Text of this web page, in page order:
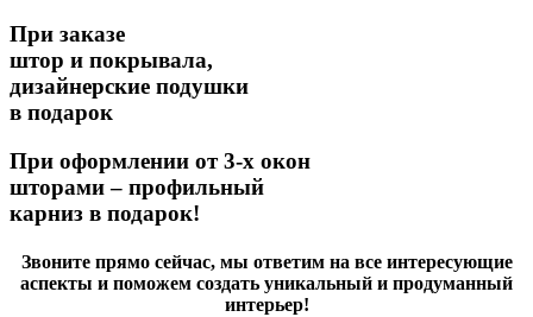
При заказе
штор и покрывала,
дизайнерские подушки
в подарок
При оформлении от 3-х окон
шторами – профильный
карниз в подарок!
Звоните прямо сейчас, мы ответим на все интересующие
аспекты и поможем создать уникальный и продуманный
интерьер!